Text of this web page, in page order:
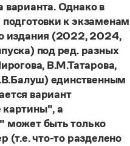
трудностей
непростые слова
варианта. Однако в
к экзаменам
издания (2022, 2024,
под ред. разных
В.М.Татарова,
единственным
вариант
а
может быть только
(т.е. что-то разделено